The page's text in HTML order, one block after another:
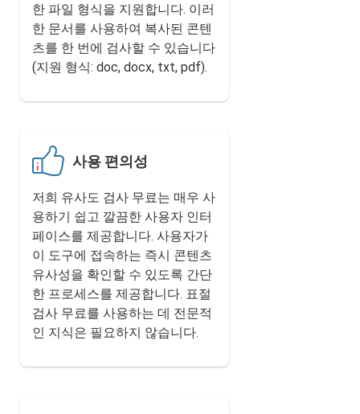
한 파일 형식을 지원합니다. 이러
한 문서를 사용하여 복사된 콘텐
츠를 한 번에 검사할 수 있습니다
(지원 형식: doc, docx, txt, pdf).
사용 편의성
저희 유사도 검사 무료는 매우 사
용하기 쉽고 깔끔한 사용자 인터
페이스를 제공합니다. 사용자가
이 도구에 접속하는 즉시 콘텐츠
유사성을 확인할 수 있도록 간단
한 프로세스를 제공합니다. 표절
검사 무료를 사용하는 데 전문적
인 지식은 필요하지 않습니다.